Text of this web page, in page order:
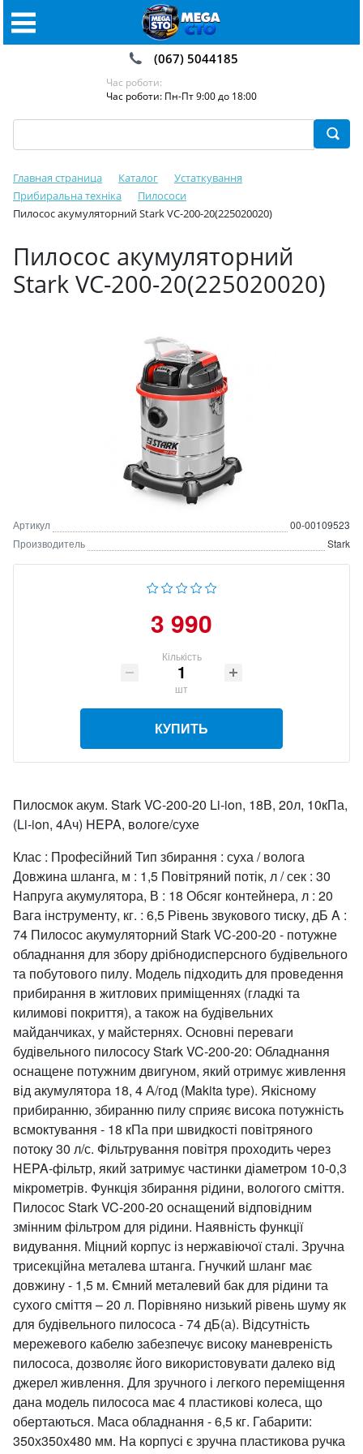
(067) 5044185
Час роботи:
Час роботи: Пн-Пт 9:00 до 18:00
Главная страница Каталог
Устаткування
Прибиральна техніка
Пилососи
Пилосос акумуляторний Stark VC-200-20(225020020)
Пилосос акумуляторний
Stark VC-200-20(225020020)
Артикул
00-00109523
Производитель
Stark
3 990
Кількість
шт
КУПИТЬ
Пилосмок акум. Stark VC-200-20 Li-ion, 18В, 20л, 10кПа,
(Li-ion, 4Ач) HEPA, вологе/сухе
Клас : Професійний Тип збирання : суха / волога
Довжина шланга, м : 1,5 Повітряний потік, л / сек : 30
Напруга акумулятора, В : 18 Обсяг контейнера, л : 20
Вага інструменту, кг. : 6,5 Рівень звукового тиску, дБ A :
74 Пилосос акумуляторний Stark VC-200-20 - потужне
обладнання для збору дрібнодисперсного будівельного
та побутового пилу. Модель підходить для проведення
прибирання в житлових приміщеннях (гладкі та
килимові покриття), а також на будівельних
майданчиках, у майстернях. Основні переваги
будівельного пилососу Stark VC-200-20: Обладнання
оснащене потужним двигуном, який отримує живлення
від акумулятора 18, 4 А/год (Makita type). Якісному
прибиранню, збиранню пилу сприяє висока потужність
всмоктування - 18 кПа при швидкості повітряного
потоку 30 л/с. Фільтрування повітря проходить через
HEPA-фільтр, який затримує частинки діаметром 10-0,3
мікрометрів. Функція збирання рідини, вологого сміття.
Пилосос Stark VC-200-20 оснащений відповідним
змінним фільтром для рідини. Наявність функції
видування. Міцний корпус із нержавіючої сталі. Зручна
трисекційна металева штанга. Гнучкий шланг має
довжину - 1,5 м. Ємний металевий бак для рідини та
сухого сміття – 20 л. Порівняно низький рівень шуму як
для будівельного пилососа - 74 дБ(а). Відсутність
мережевого кабелю забезпечує високу маневреність
пилососа, дозволяє його використовувати далеко від
джерел живлення. Для зручного і легкого переміщення
дана модель пилососа має 4 пластикові колеса, що
обертаються. Маса обладнання - 6,5 кг. Габарити:
350х350х480 мм. На корпусі є зручна пластикова ручка